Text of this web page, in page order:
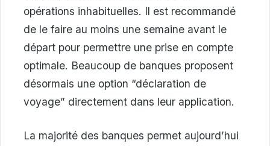
opérations inhabituelles. Il est recommandé
de le faire au moins une semaine avant le
départ pour permettre une prise en compte
optimale. Beaucoup de banques proposent
désormais une option “déclaration de
voyage” directement dans leur application.
La majorité des banques permet aujourd’hui